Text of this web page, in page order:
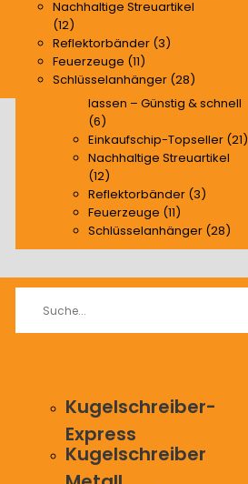
Nachhaltige Streuartikel
(12)
Reflektorbänder (3)
Feuerzeuge (11)
Schlüsselanhänger (28)
Ersatzminen (4)
Streuartikel
Aschenbecher bedrucken
lassen – Günstig & schnell
(6)
Einkaufschip-Topseller (21)
Nachhaltige Streuartikel
(12)
Reflektorbänder (3)
Feuerzeuge (11)
Schlüsselanhänger (28)
Kugelschreiber-
Express
Kugelschreiber
Metall